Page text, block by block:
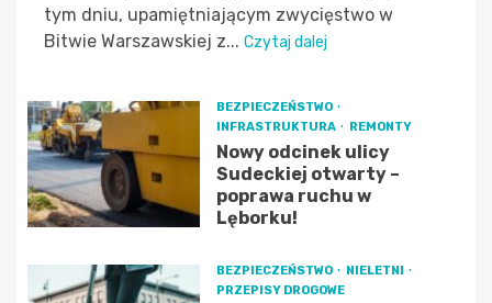
tym dniu, upamiętniającym zwycięstwo w
Bitwie Warszawskiej z... Czytaj dalej
BEZPIECZEŃSTWO
INFRASTRUKTURA
REMONTY
Nowy odcinek ulicy
Sudeckiej otwarty –
poprawa ruchu w
Lęborku!
BEZPIECZEŃSTWO
NIELETNI
PRZEPISY DROGOWE